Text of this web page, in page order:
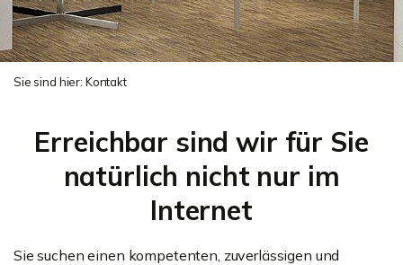
Sie sind hier: Kontakt
Erreichbar sind wir für Sie
natürlich nicht nur im
Internet
Sie suchen einen kompetenten, zuverlässigen und